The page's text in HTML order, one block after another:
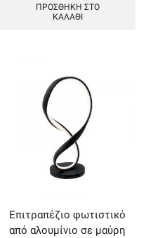
ΠΡΟΣΘΉΚΗ ΣΤΟ
ΚΑΛΆΘΙ
Επιτραπέζιο φωτιστικό
από αλουμίνιο σε μαύρη